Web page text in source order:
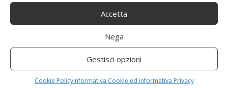
Accetta
Nega
Gestisci opzioni
Cookie PolicyInformativa Cookie ed informativa Privacy